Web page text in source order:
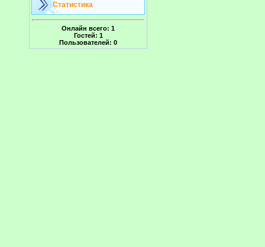
Статистика
Онлайн всего: 1
Гостей: 1
Пользователей: 0